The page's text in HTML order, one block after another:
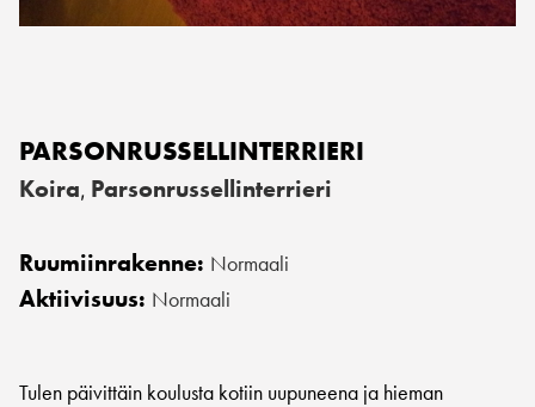
PARSONRUSSELLINTERRIERI
Koira, Parsonrussellinterrieri
Ruumiinrakenne: Normaali
Aktiivisuus: Normaali
Tulen päivittäin koulusta kotiin uupuneena ja hieman